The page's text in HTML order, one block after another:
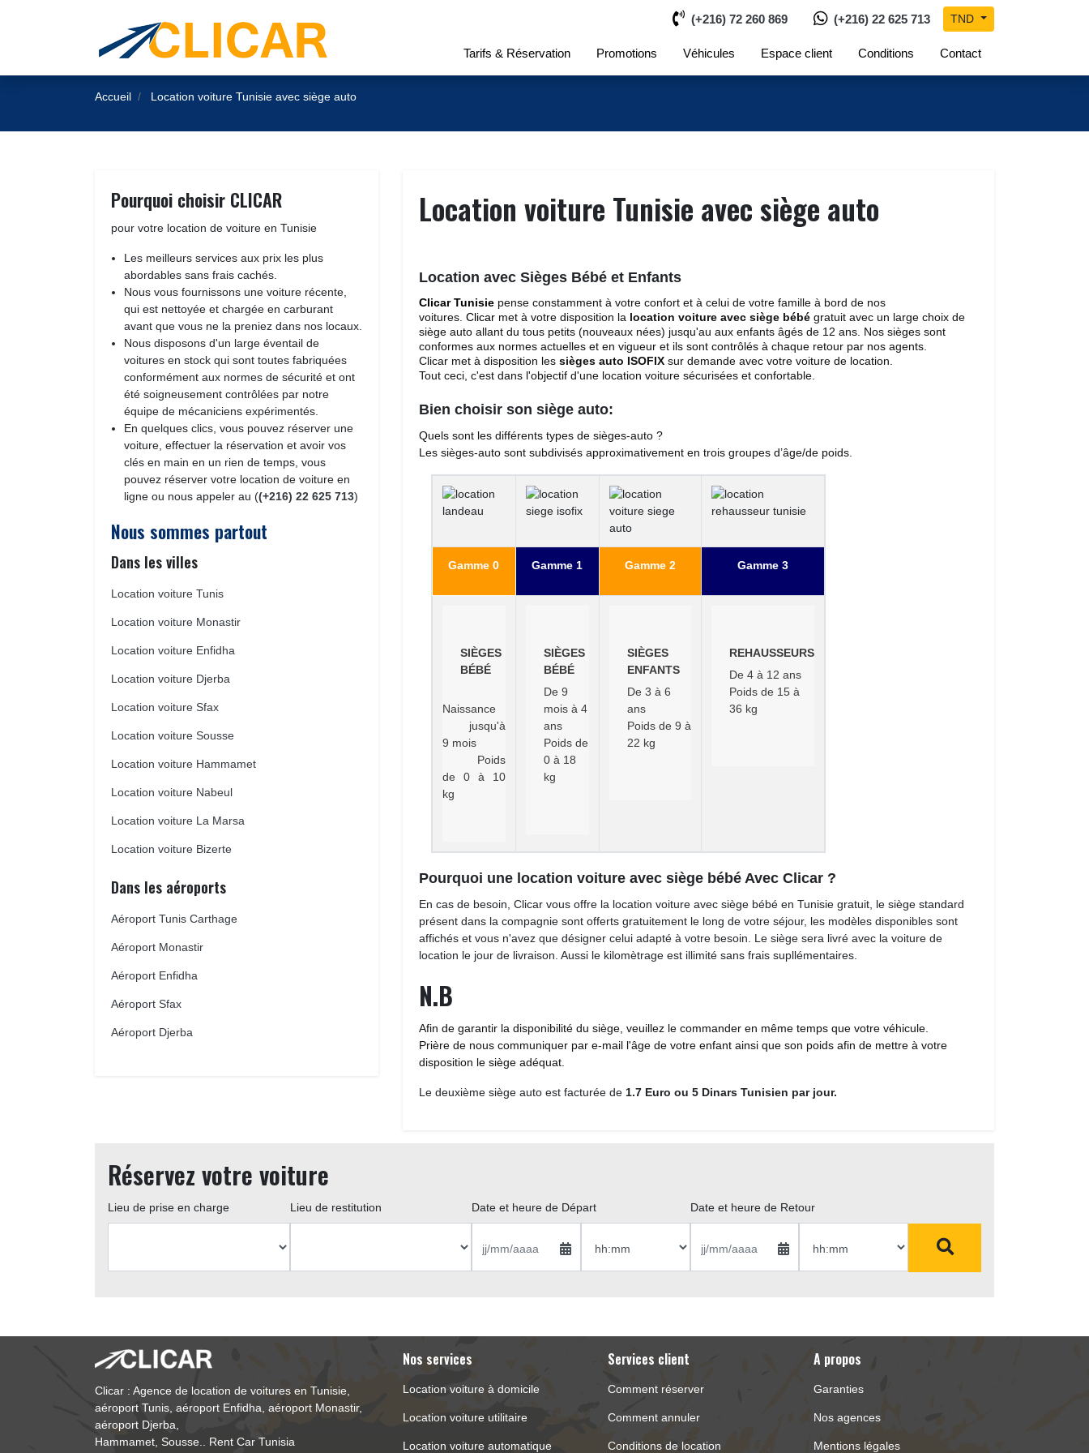
(+216) 72 260 869 (+216) 22 625 713 TND
Tarifs & Réservation Promotions Véhicules Espace client Conditions Contact
Accueil Location voiture Tunisie avec siège auto
Pourquoi choisir CLICAR
pour votre location de voiture en Tunisie
Les meilleurs services aux prix les plus
abordables sans frais cachés.
Nous vous fournissons une voiture récente,
qui est nettoyée et chargée en carburant
avant que vous ne la preniez dans nos locaux.
Nous disposons d'un large éventail de
voitures en stock qui sont toutes fabriquées
conformément aux normes de sécurité et ont
été soigneusement contrôlées par notre
équipe de mécaniciens expérimentés.
En quelques clics, vous pouvez réserver une
voiture, effectuer la réservation et avoir vos
clés en main en un rien de temps, vous
pouvez réserver votre location de voiture en
ligne ou nous appeler au ((+216) 22 625 713)
Nous sommes partout
Dans les villes
Location voiture Tunis
Location voiture Monastir
Location voiture Enfidha
Location voiture Djerba
Location voiture Sfax
Location voiture Sousse
Location voiture Hammamet
Location voiture Nabeul
Location voiture La Marsa
Location voiture Bizerte
Dans les aéroports
Aéroport Tunis Carthage
Aéroport Monastir
Aéroport Enfidha
Aéroport Sfax
Aéroport Djerba
Location voiture Tunisie avec siège auto
Location avec Sièges Bébé et Enfants
Clicar Tunisie pense constamment à votre confort et à celui de votre famille à bord de nos
voitures. Clicar met à votre disposition la location voiture avec siège bébégratuit avec un large choix de
siège auto allant du tous petits (nouveaux nées) jusqu'au aux enfants âgés de 12 ans. Nos sièges sont
conformes aux normes actuelles et en vigueur et ils sont contrôlés à chaque retour par nos agents.
Clicar met à disposition les sièges auto ISOFIX sur demande avec votre voiture de location.
Tout ceci, c'est dans l'objectif d'une location voiture sécurisées et confortable.
Bien choisir son siège auto:
Quels sont les différents types de sièges-auto ?
Les sièges-auto sont subdivisés approximativement en trois groupes d’âge/de poids.
Gamme 0 Gamme 1 Gamme 2 Gamme 3
SIÈGES
BÉBÉ
Naissance
jusqu'à
9 mois
Poids
de 0 à 10
kg
SIÈGES
BÉBÉ
De 9
mois à 4
ans
Poids de
0 à 18
kg
SIÈGES
ENFANTS
De 3 à 6
ans
Poids de 9 à
22 kg
REHAUSSEURS
De 4 à 12 ans
Poids de 15 à
36 kg
Pourquoi une location voiture avec siège bébé Avec Clicar ?
En cas de besoin, Clicar vous offre la location voiture avec siège bébé en Tunisie gratuit, le siège standard
présent dans la compagnie sont offerts gratuitement le long de votre séjour, les modèles disponibles sont
affichés et vous n'avez que désigner celui adapté à votre besoin. Le siège sera livré avec la voiture de
location le jour de livraison. Aussi le kilomètrage est illimité sans frais supllémentaires.
N.B
Afin de garantir la disponibilité du siège, veuillez le commander en même temps que votre véhicule.
Prière de nous communiquer par e-mail l'âge de votre enfant ainsi que son poids afin de mettre à votre
disposition le siège adéquat.
Le deuxième siège auto est facturée de 1.7 Euro ou 5 Dinars Tunisien par jour.
Réservez votre voiture
Lieu de prise en charge Lieu de restitution Date et heure de Départ Date et heure de Retour
Clicar : Agence de location de voitures en Tunisie,
aéroport Tunis, aéroport Enfidha, aéroport Monastir,
aéroport Djerba,
Hammamet, Sousse.. Rent Car Tunisia
Nos services
Location voiture à domicile
Location voiture utilitaire
Location voiture automatique
Services client
Comment réserver
Comment annuler
Conditions de location
A propos
Garanties
Nos agences
Mentions légales